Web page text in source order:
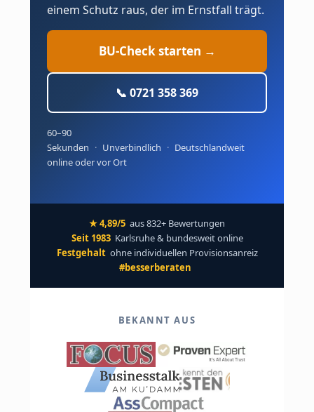
einem Schutz raus, der im Ernstfall trägt.
BU-Check starten →
📞 0721 358 369
60–90
Sekunden · Unverbindlich · Deutschlandweit
online oder vor Ort
★ 4,89/5 aus 832+ Bewertungen
Seit 1983 Karlsruhe & bundesweit online
Festgehalt ohne individuellen Provisionsanreiz
#besserberaten
BEKANNT AUS